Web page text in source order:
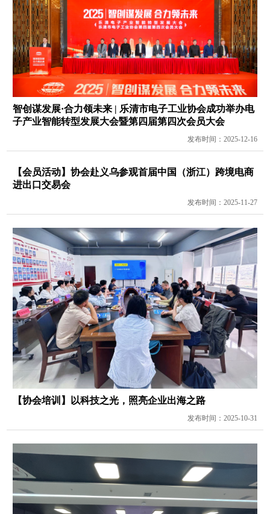
智创谋发展·合力领未来 | 乐清市电子工业协会成功举办电
子产业智能转型发展大会暨第四届第四次会员大会
发布时间：2025-12-16
【会员活动】协会赴义乌参观首届中国（浙江）跨境电商
进出口交易会
发布时间：2025-11-27
【协会培训】以科技之光，照亮企业出海之路
发布时间：2025-10-31